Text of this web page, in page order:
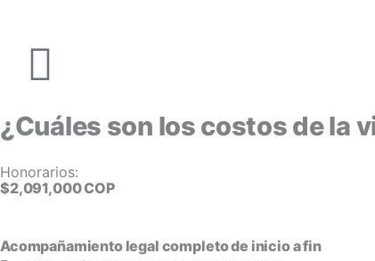
¿Cuáles son los costos de la
Honorarios:
$2,091,000 COP
Acompañamiento legal completo de inicio a fin